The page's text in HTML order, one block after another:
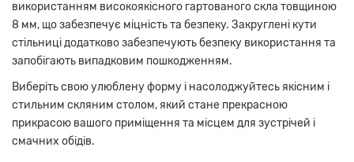
використанням високоякісного гартованого скла товщиною
8 мм, що забезпечує міцність та безпеку. Закруглені кути
стільниці додатково забезпечують безпеку використання та
запобігають випадковим пошкодженням.
Виберіть свою улюблену форму і насолоджуйтесь якісним і
стильним скляним столом, який стане прекрасною
прикрасою вашого приміщення та місцем для зустрічей і
смачних обідів.